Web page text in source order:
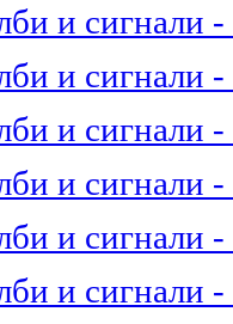
и сигнали -
и сигнали -
и сигнали -
и сигнали -
и сигнали -
и сигнали -